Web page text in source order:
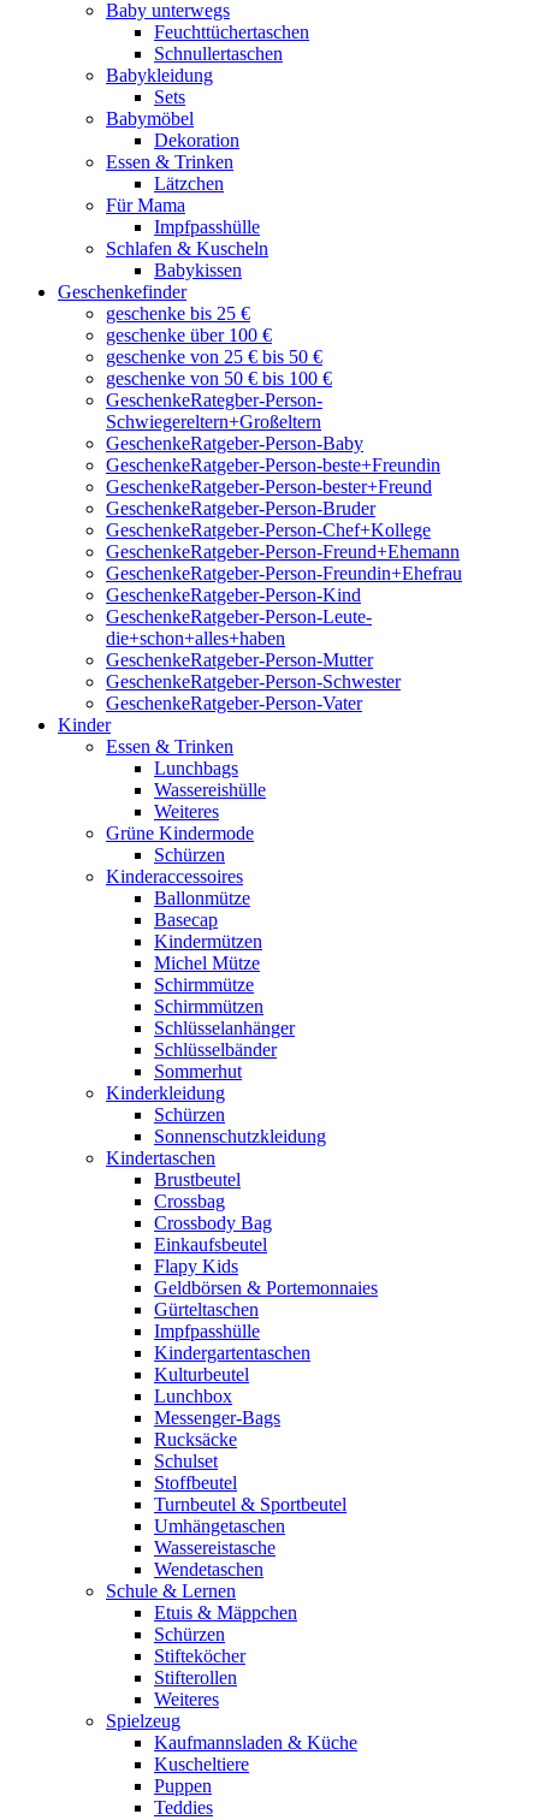
Baby unterwegs
Feuchttüchertaschen
Schnullertaschen
Babykleidung
Sets
Babymöbel
Dekoration
Essen & Trinken
Lätzchen
Für Mama
Impfpasshülle
Schlafen & Kuscheln
Babykissen
Geschenkefinder
geschenke bis 25 €
geschenke über 100 €
geschenke von 25 € bis 50 €
geschenke von 50 € bis 100 €
GeschenkeRategber-Person-
Schwiegereltern+Großeltern
GeschenkeRatgeber-Person-Baby
GeschenkeRatgeber-Person-beste+Freundin
GeschenkeRatgeber-Person-bester+Freund
GeschenkeRatgeber-Person-Bruder
GeschenkeRatgeber-Person-Chef+Kollege
GeschenkeRatgeber-Person-Freund+Ehemann
GeschenkeRatgeber-Person-Freundin+Ehefrau
GeschenkeRatgeber-Person-Kind
GeschenkeRatgeber-Person-Leute-
die+schon+alles+haben
GeschenkeRatgeber-Person-Mutter
GeschenkeRatgeber-Person-Schwester
GeschenkeRatgeber-Person-Vater
Kinder
Essen & Trinken
Lunchbags
Wassereishülle
Weiteres
Grüne Kindermode
Schürzen
Kinderaccessoires
Ballonmütze
Basecap
Kindermützen
Michel Mütze
Schirmmütze
Schirmmützen
Schlüsselanhänger
Schlüsselbänder
Sommerhut
Kinderkleidung
Schürzen
Sonnenschutzkleidung
Kindertaschen
Brustbeutel
Crossbag
Crossbody Bag
Einkaufsbeutel
Flapy Kids
Geldbörsen & Portemonnaies
Gürteltaschen
Impfpasshülle
Kindergartentaschen
Kulturbeutel
Lunchbox
Messenger-Bags
Rucksäcke
Schulset
Stoffbeutel
Turnbeutel & Sportbeutel
Umhängetaschen
Wassereistasche
Wendetaschen
Schule & Lernen
Etuis & Mäppchen
Schürzen
Stifteköcher
Stifterollen
Weiteres
Spielzeug
Kaufmannsladen & Küche
Kuscheltiere
Puppen
Teddies